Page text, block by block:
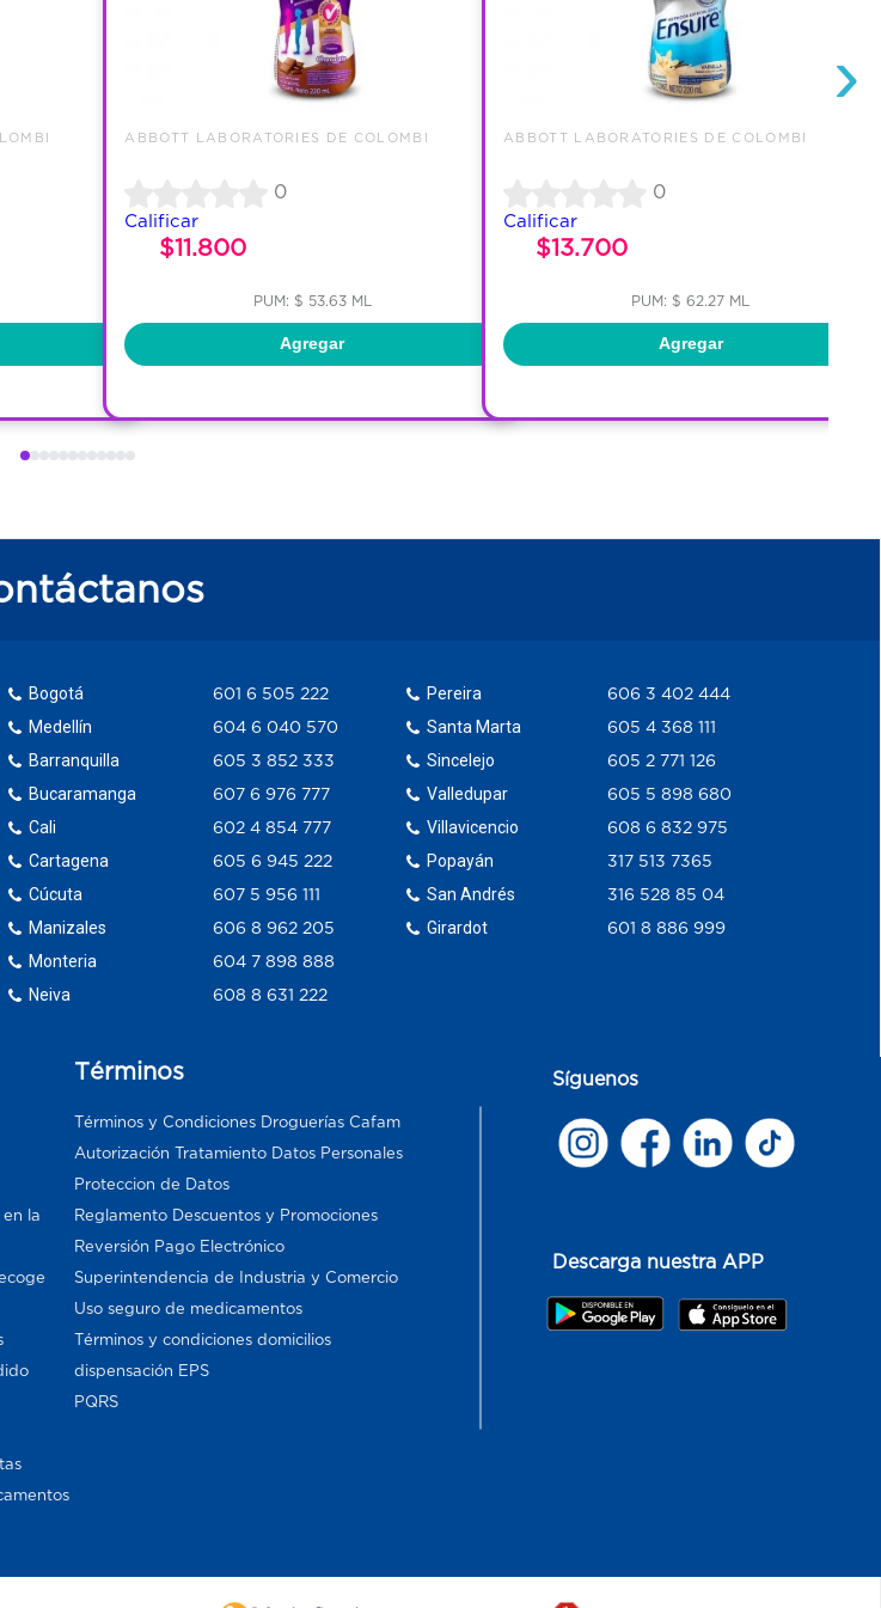
ABBOTT LABORATORIES DE COLOMBI
0
Calificar
$11.800
PUM: $ 53.63 ML
Agregar
ABBOTT LABORATORIES DE COLOMBI
0
Calificar
$13.700
PUM: $ 62.27 ML
Agregar
›
Bogotá
Medellín
Barranquilla
Bucaramanga
Cali
Cartagena
Cúcuta
Manizales
Monteria
Neiva
601 6 505 222
604 6 040 570
605 3 852 333
607 6 976 777
602 4 854 777
605 6 945 222
607 5 956 111
606 8 962 205
604 7 898 888
608 8 631 222
Pereira
Santa Marta
Sincelejo
Valledupar
Villavicencio
Popayán
San Andrés
Girardot
606 3 402 444
605 4 368 111
605 2 771 126
605 5 898 680
608 6 832 975
317 513 7365
316 528 85 04
601 8 886 999
la
Términos
Términos y Condiciones Droguerías Cafam
Autorización Tratamiento Datos Personales
Proteccion de Datos
Reglamento Descuentos y Promociones
Reversión Pago Electrónico
Superintendencia de Industria y Comercio
Uso seguro de medicamentos
Términos y condiciones domicilios
dispensación EPS
PQRS
Síguenos
Descarga nuestra APP